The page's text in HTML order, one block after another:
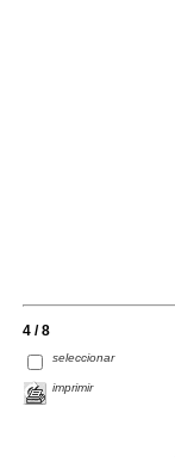
4 / 8
seleccionar
imprimir